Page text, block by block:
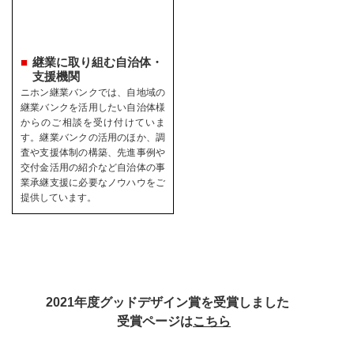
継業に取り組む自治体・
支援機関
ニホン継業バンクでは、自地域の
継業バンクを活用したい自治体様
からのご相談を受け付けていま
す。継業バンクの活用のほか、調
査や支援体制の構築、先進事例や
交付金活用の紹介など自治体の事
業承継支援に必要なノウハウをご
提供しています。
2021年度グッドデザイン賞を受賞しました
受賞ページはこちら